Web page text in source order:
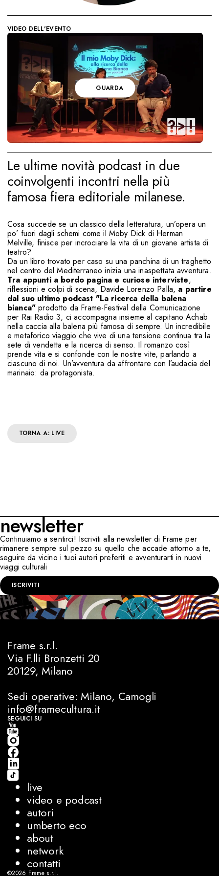
VIDEO DELL'EVENTO
GUARDA
Le ultime novità podcast in due
coinvolgenti incontri nella più
famosa fiera editoriale milanese.
Cosa succede se un classico della letteratura, un’opera un
po’ fuori dagli schemi come il Moby Dick di Herman
Melville, finisce per incrociare la vita di un giovane artista di
teatro?
Da un libro trovato per caso su una panchina di un traghetto
nel centro del Mediterraneo inizia una inaspettata avventura.
Tra appunti a bordo pagina e curiose interviste,
riflessioni e colpi di scena, Davide Lorenzo Palla, a partire
dal suo ultimo podcast "La ricerca della balena
bianca" prodotto da Frame-Festival della Comunicazione
per Rai Radio 3, ci accompagna insieme al capitano Achab
nella caccia alla balena più famosa di sempre. Un incredibile
e metaforico viaggio che vive di una tensione continua tra la
sete di vendetta e la ricerca di senso. Il romanzo così
prende vita e si confonde con le nostre vite, parlando a
ciascuno di noi. Un’avventura da affrontare con l’audacia del
marinaio: da protagonista.
TORNA A: LIVE
newsletter
Continuiamo a sentirci! Iscriviti alla newsletter di Frame per
rimanere sempre sul pezzo su quello che accade attorno a te,
seguire da vicino i tuoi autori preferiti e avventurarti in nuovi
viaggi culturali
ISCRIVITI
Frame s.r.l.
Via F.lli Bronzetti 20
20129, Milano
Sedi operative: Milano, Camogli
info@framecultura.it
SEGUICI SU
live
video e podcast
autori
umberto eco
about
network
contatti
©2026 Frame s.r.l.